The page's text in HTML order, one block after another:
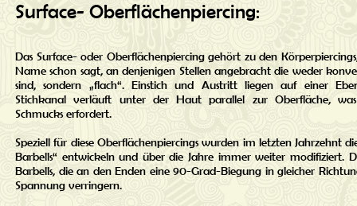
Surface- Oberflächenpiercing:
Das Surface- oder Oberflächenpiercing gehört zu den
Name schon sagt, an denjenigen Stellen angebracht die weder
sind, sondern „flach“. Einstich und Austritt liegen auf einer
Stichkanal verläuft unter der Haut parallel zur Oberfläche, was
Schmucks erfordert.
Speziell für diese Oberflächenpiercings wurden im letzten Jahrzehnt
Barbells“ entwickeln und über die Jahre immer weiter modifiziert.
Barbells, die an den Enden eine 90-Grad-Biegung in gleicher
Spannung verringern.